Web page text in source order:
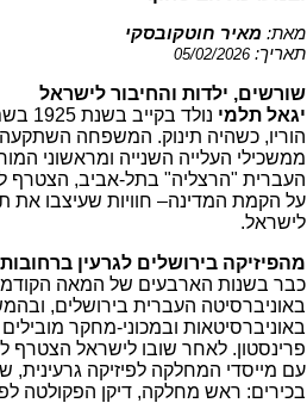
מאת: מאיר חוטקובסקי
תאריך: 05/02/2026
שורשים, ילדות והחיבור לישראל
יגאל תלמי נולד בקייב בשנת 1925 בשם יגאל
הוריו, כשהיה תינוק. המשפחה
ממשכילי העלייה השנייה ומראשוני
העברית "הרצליה" בתל-אביב, הצטרף
על הקמת המדינה– חוויות שעיצבו
לישראל.
מהפיזיקה בירושלים לגרעין ברחובות
כבר בשנות הארבעים של המאה
באוניברסיטה העברית בירושלים,
באוניברסיטאות ובמכוני-מחקר
פרינסטון. לאחר שובו לישראל הצטרף
עם מייסדי המחלקה לפיזיקה
בכירים: ראש מחלקה, דיקן הפקולטה